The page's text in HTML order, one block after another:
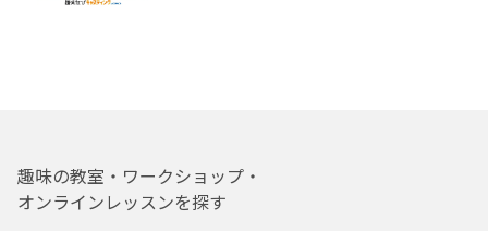
趣味の教室・ワークショップ・
オンラインレッスンを探す